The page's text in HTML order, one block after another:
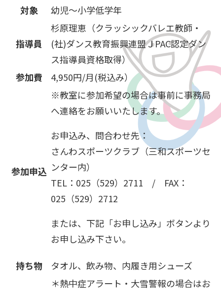
対象
幼児～小学低学年
指導員
杉原理恵（クラッシックバレエ教師・
(社)ダンス教育振興連盟ＪPAC認定ダン
ス指導員資格取得）
参加費
4,950円/月(税込み）
参加申込
※教室に参加希望の場合は事前に事務局
へ連絡をお願いいたします。
お申込み、問合わせ先：
さんわスポーツクラブ（三和スポーツセ
ンター内）
TEL：025（529）2711 / FAX：
025（529）2712
または、下記「お申し込み」ボタンより
お申し込み下さい。
持ち物 タオル、飲み物、内履き用シューズ
＊熱中症アラート・大雪警報の場合はお